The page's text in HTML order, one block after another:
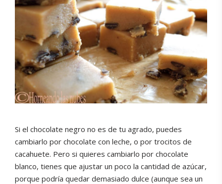
Si el chocolate negro no es de tu agrado, puedes
cambiarlo por chocolate con leche, o por trocitos de
cacahuete. Pero si quieres cambiarlo por chocolate
blanco, tienes que ajustar un poco la cantidad de azúcar,
porque podría quedar demasiado dulce (aunque sea un